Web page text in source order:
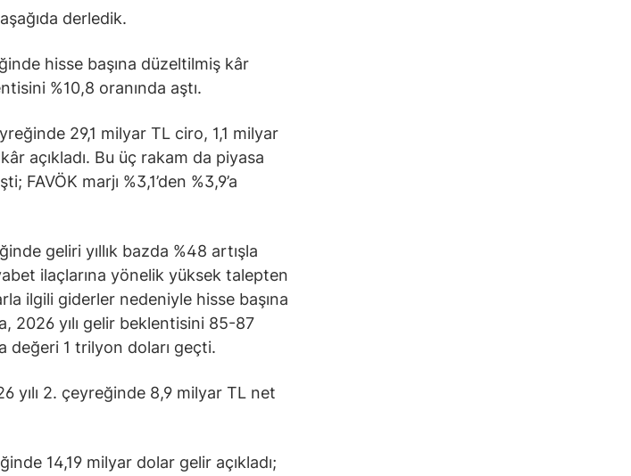
derledik.
hisse başına düzeltilmiş kâr
%10,8 oranında aştı.
29,1 milyar TL ciro, 1,1 milyar
açıkladı. Bu üç rakam da piyasa
marjı %3,1’den %3,9’a
geliri yıllık bazda %48 artışla
ilaçlarına yönelik yüksek talepten
ilgili giderler nedeniyle hisse başına
2026 yılı gelir beklentisini 85-87
değeri 1 trilyon doları geçti.
yılı 2. çeyreğinde 8,9 milyar TL net
14,19 milyar dolar gelir açıkladı;